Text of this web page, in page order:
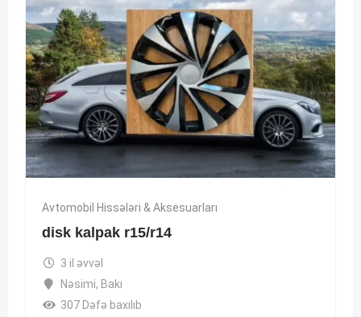
Avtomobil Hissələri & Aksesuarları
disk kalpak r15/r14
3 il əvvəl
Nəsimi, Bakı
307 Dəfə baxılıb